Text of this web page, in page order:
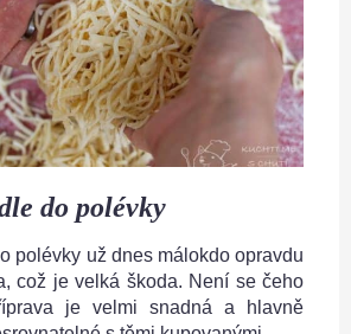
do polévky
polévky už dnes málokdo opravdu
což je velká škoda. Není se čeho
je velmi snadná a hlavně